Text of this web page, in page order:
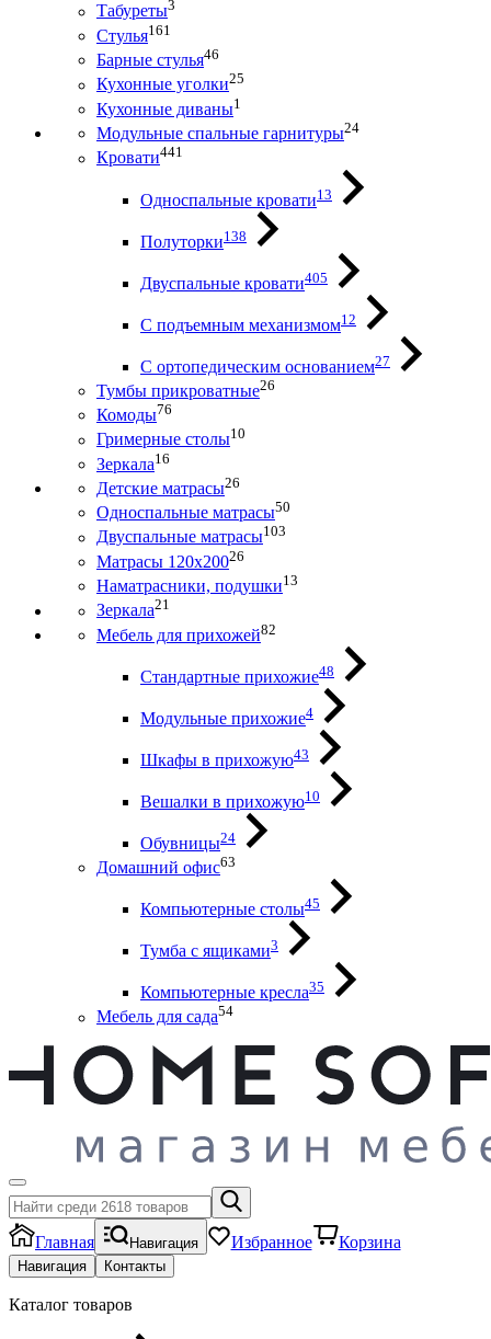
Табуреты3
Стулья161
Барные стулья46
Кухонные уголки25
Кухонные диваны1
Модульные спальные гарнитуры24
Кровати441
Односпальные кровати13
Полуторки138
Двуспальные кровати405
С подъемным механизмом12
С ортопедическим основанием27
Тумбы прикроватные26
Комоды76
Гримерные столы10
Зеркала16
Детские матрасы26
Односпальные матрасы50
Двуспальные матрасы103
Матрасы 120х20026
Наматрасники, подушки13
Зеркала21
Мебель для прихожей82
Стандартные прихожие48
Модульные прихожие4
Шкафы в прихожую43
Вешалки в прихожую10
Обувницы24
Домашний офис63
Компьютерные столы45
Тумба с ящиками3
Компьютерные кресла35
Мебель для сада54
Главная Навигация Избранное Корзина
Навигация Контакты
Каталог товаров